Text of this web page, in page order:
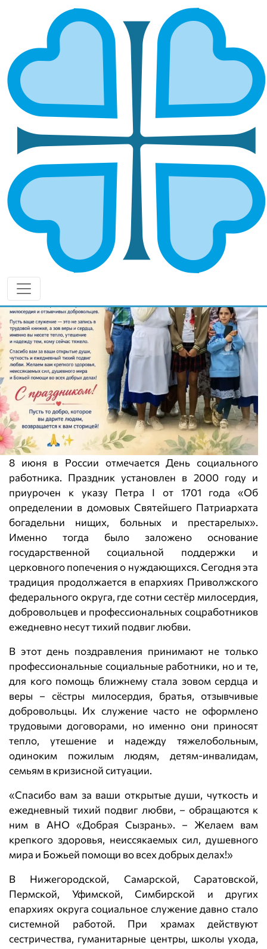
ДЕНЬ СОЦИАЛЬНОГО РАБОТНИКА В
ПРИВОЛЖЬЕ: МИЛОСЕРДИЕ КАК
ПРИЗВАНИЕ И СЛУЖЕНИЕ
НОВОСТИ
ДЕНЬ СОЦИАЛЬНОГО РАБОТНИКА В ПРИВОЛЖЬЕ:
МИЛОСЕРДИЕ КАК ПРИЗВАНИЕ И СЛУЖЕНИЕ
8 июня в России отмечается День социального
работника. Праздник установлен в 2000 году и
приурочен к указу Петра I от 1701 года «Об
определении в домовых Святейшего Патриархата
богадельни нищих, больных и престарелых».
Именно тогда было заложено основание
государственной социальной поддержки и
церковного попечения о нуждающихся. Сегодня эта
традиция продолжается в епархиях Приволжского
федерального округа, где сотни сестёр милосердия,
добровольцев и профессиональных соцработников
ежедневно несут тихий подвиг любви.
В этот день поздравления принимают не только
профессиональные социальные работники, но и те,
для кого помощь ближнему стала зовом сердца и
веры – сёстры милосердия, братья, отзывчивые
добровольцы. Их служение часто не оформлено
трудовыми договорами, но именно они приносят
тепло, утешение и надежду тяжелобольным,
одиноким пожилым людям, детям-инвалидам,
семьям в кризисной ситуации.
«Спасибо вам за ваши открытые души, чуткость и
ежедневный тихий подвиг любви, – обращаются к
ним в АНО «Добрая Сызрань». – Желаем вам
крепкого здоровья, неиссякаемых сил, душевного
мира и Божьей помощи во всех добрых делах!»
В Нижегородской, Самарской, Саратовской,
Пермской, Уфимской, Симбирской и других
епархиях округа социальное служение давно стало
системной работой. При храмах действуют
сестричества, гуманитарные центры, школы ухода,